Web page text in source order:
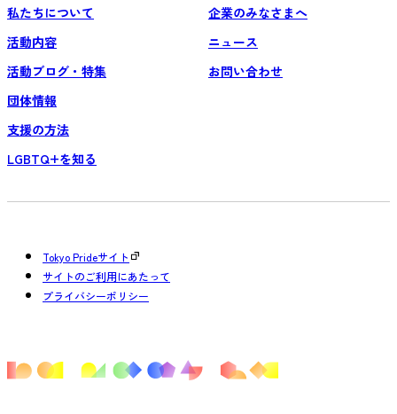
私たちについて
活動内容
活動ブログ・特集
団体情報
支援の方法
LGBTQ+を知る
企業のみなさまへ
ニュース
お問い合わせ
Tokyo Prideサイト
サイトのご利用にあたって
プライバシーポリシー